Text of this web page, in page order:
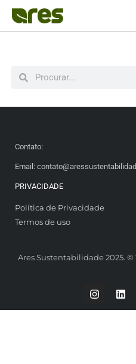
Contato:
Email:
PRIVACIDADE
Política de Privacidade
Termos de uso
Ares Sustentabilidade 2025. ©